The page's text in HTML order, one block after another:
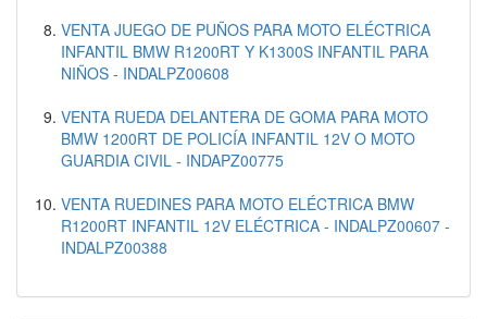
VENTA JUEGO DE PUÑOS PARA MOTO ELÉCTRICA
INFANTIL BMW R1200RT Y K1300S INFANTIL PARA
NIÑOS - INDALPZ00608
VENTA RUEDA DELANTERA DE GOMA PARA MOTO
BMW 1200RT DE POLICÍA INFANTIL 12V O MOTO
GUARDIA CIVIL - INDAPZ00775
VENTA RUEDINES PARA MOTO ELÉCTRICA BMW
R1200RT INFANTIL 12V ELÉCTRICA - INDALPZ00607 -
INDALPZ00388